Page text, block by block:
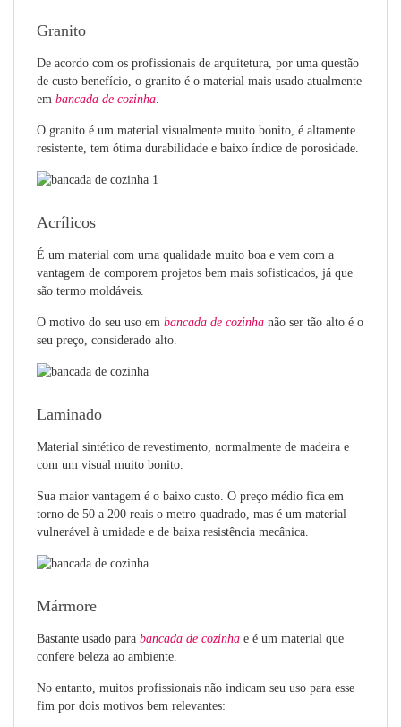
Granito
De acordo com os profissionais de arquitetura, por uma questão
de custo benefício, o granito é o material mais usado atualmente
em bancada de cozinha.
O granito é um material visualmente muito bonito, é altamente
resistente, tem ótima durabilidade e baixo índice de porosidade.
Acrílicos
É um material com uma qualidade muito boa e vem com a
vantagem de comporem projetos bem mais sofisticados, já que
são termo moldáveis.
O motivo do seu uso em bancada de cozinha não ser tão alto é o
seu preço, considerado alto.
Laminado
Material sintético de revestimento, normalmente de madeira e
com um visual muito bonito.
Sua maior vantagem é o baixo custo. O preço médio fica em
torno de 50 a 200 reais o metro quadrado, mas é um material
vulnerável à umidade e de baixa resistência mecânica.
Mármore
Bastante usado para bancada de cozinha e é um material que
confere beleza ao ambiente.
No entanto, muitos profissionais não indicam seu uso para esse
fim por dois motivos bem relevantes: